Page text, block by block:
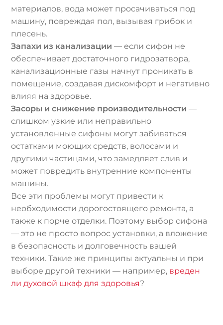
материалов, вода может просачиваться под
машину, повреждая пол, вызывая грибок и
плесень.
Запахи из канализации — если сифон не
обеспечивает достаточного гидрозатвора,
канализационные газы начнут проникать в
помещение, создавая дискомфорт и негативно
влияя на здоровье.
Засоры и снижение производительности —
слишком узкие или неправильно
установленные сифоны могут забиваться
остатками моющих средств, волосами и
другими частицами, что замедляет слив и
может повредить внутренние компоненты
машины.
Все эти проблемы могут привести к
необходимости дорогостоящего ремонта, а
также к порче отделки. Поэтому выбор сифона
— это не просто вопрос установки, а вложение
в безопасность и долговечность вашей
техники. Такие же принципы актуальны и при
выборе другой техники — например, вреден
ли духовой шкаф для здоровья?